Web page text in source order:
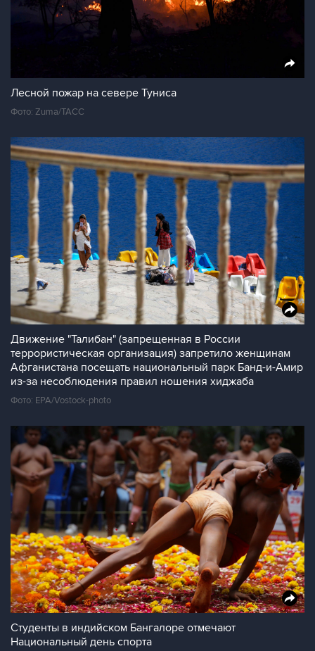
Лесной пожар на севере Туниса
Фото: Zuma/ТАСС
Движение "Талибан" (запрещенная в России
террористическая организация) запретило женщинам
Афганистана посещать национальный парк Банд-и-Амир
из-за несоблюдения правил ношения хиджаба
Фото: EPA/Vostock-photo
Студенты в индийском Бангалоре отмечают
Национальный день спорта